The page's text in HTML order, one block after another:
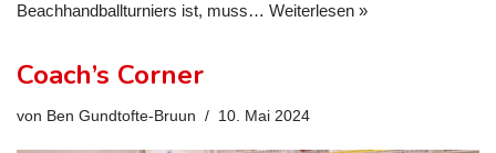
Beachhandballturniers ist, muss… Weiterlesen »
Coach’s Corner
von Ben Gundtofte-Bruun 10. Mai 2024